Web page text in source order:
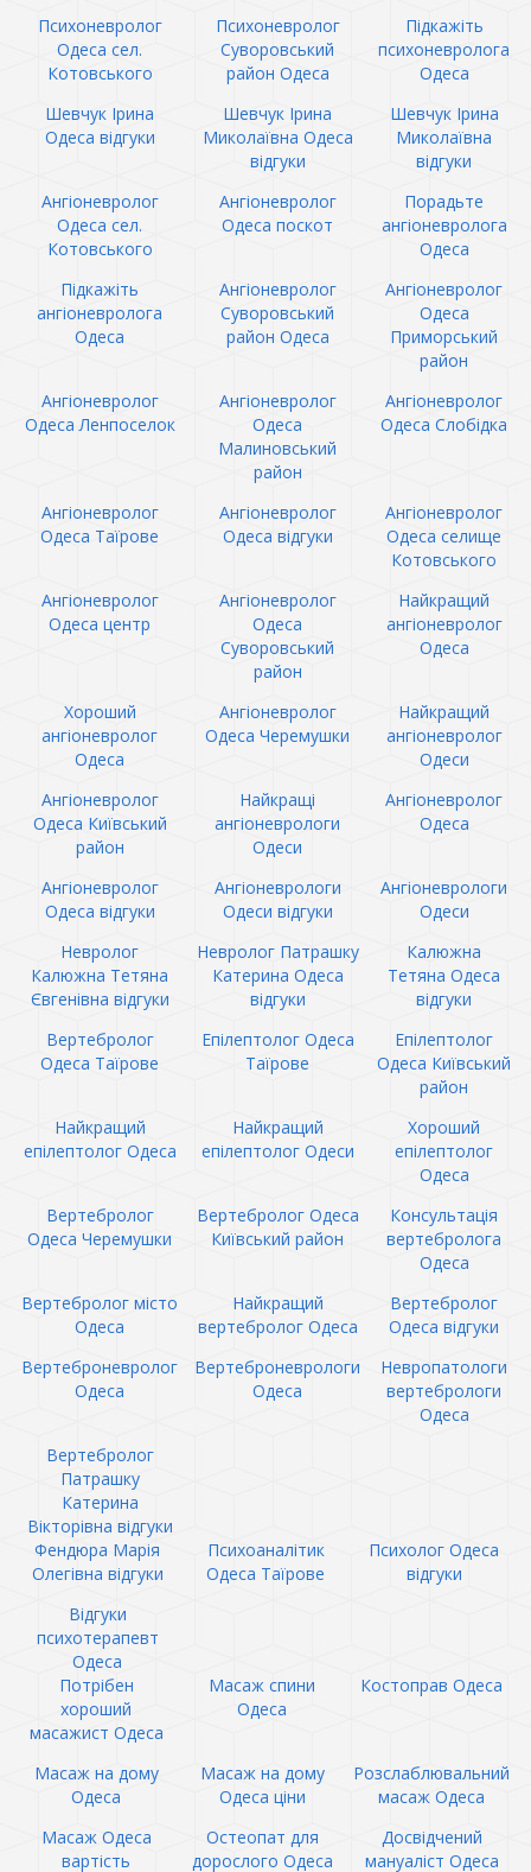
Психоневролог
Одеса сел.
Котовського
Психоневролог
Суворовський
район Одеса
Підкажіть
психоневролога
Одеса
Шевчук Ірина
Одеса відгуки
Шевчук Ірина
Миколаївна Одеса
відгуки
Шевчук Ірина
Миколаївна
відгуки
Ангіоневролог
Одеса сел.
Котовського
Ангіоневролог
Одеса поскот
Порадьте
ангіоневролога
Одеса
Підкажіть
ангіоневролога
Одеса
Ангіоневролог
Суворовський
район Одеса
Ангіоневролог
Одеса
Приморський
район
Ангіоневролог
Одеса Ленпоселок
Ангіоневролог
Одеса
Малиновський
район
Ангіоневролог
Одеса Слобідка
Ангіоневролог
Одеса Таїрове
Ангіоневролог
Одеса відгуки
Ангіоневролог
Одеса селище
Котовського
Ангіоневролог
Одеса центр
Ангіоневролог
Одеса
Суворовський
район
Найкращий
ангіоневролог
Одеса
Хороший
ангіоневролог
Одеса
Ангіоневролог
Одеса Черемушки
Найкращий
ангіоневролог
Одеси
Ангіоневролог
Одеса Київський
район
Найкращі
ангіоневрологи
Одеси
Ангіоневролог
Одеса
Ангіоневролог
Одеса відгуки
Ангіоневрологи
Одеси відгуки
Ангіоневрологи
Одеси
Невролог
Калюжна Тетяна
Євгенівна відгуки
Невролог Патрашку
Катерина Одеса
відгуки
Калюжна
Тетяна Одеса
відгуки
Вертебролог
Одеса Таїрове
Епілептолог Одеса
Таїрове
Епілептолог
Одеса Київський
район
Найкращий
епілептолог Одеса
Найкращий
епілептолог Одеси
Хороший
епілептолог
Одеса
Вертебролог
Одеса Черемушки
Вертебролог Одеса
Київський район
Консультація
вертебролога
Одеса
Вертебролог місто
Одеса
Найкращий
вертебролог Одеса
Вертебролог
Одеса відгуки
Вертеброневролог
Одеса
Вертеброневрологи
Одеса
Невропатологи
вертебрологи
Одеса
Вертебролог
Патрашку
Катерина
Вікторівна відгуки
Фендюра Марія
Олегівна відгуки
Психоаналітик
Одеса Таїрове
Психолог Одеса
відгуки
Відгуки
психотерапевт
Одеса
Потрібен
хороший
масажист Одеса
Масаж спини
Одеса
Костоправ Одеса
Масаж на дому
Одеса
Масаж на дому
Одеса ціни
Розслаблювальний
масаж Одеса
Масаж Одеса
вартість
Остеопат для
дорослого Одеса
Досвідчений
мануаліст Одеса